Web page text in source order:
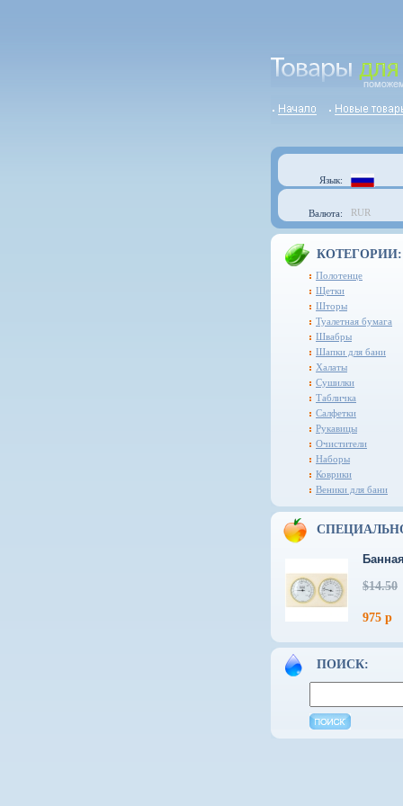
Язык:
Валюта: RUR
КОТЕГОРИИ:
Полотенце
Щетки
Шторы
Туалетная бумага
Швабры
Шапки для бани
Халаты
Сушилки
Табличка
Салфетки
Рукавицы
Очистители
Наборы
Коврики
Веники для бани
$14.50
975 р
ПОИСК: